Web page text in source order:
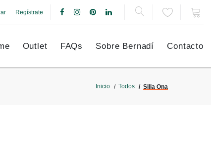
Regístrate
Outlet FAQs Sobre Bernadí Contacto
Inicio Todos Silla Ona